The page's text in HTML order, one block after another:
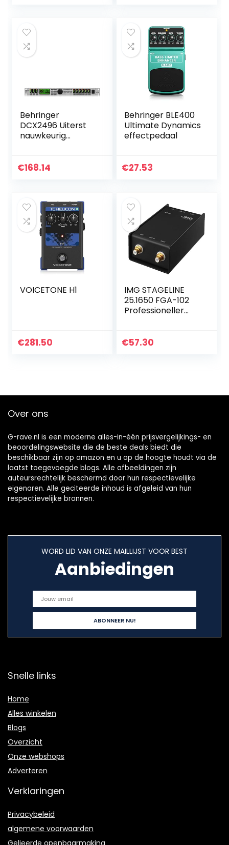
Radio Control Kit
met UHF-PLL-
technologie, zwart
Behringer
DCX2496 Uiterst
nauwkeurig
beheersysteem
€168.14
Behringer BLE400
Ultimate Dynamics
effectpedaal
€27.53
VOICETONE H1
€281.50
IMG STAGELINE
25.1650 FGA-102
Professioneller
€57.30
Over ons
G-rave.nl is een moderne alles-in-één prijsvergelijkings- en
beoordelingswebsite die de beste deals biedt die
beschikbaar zijn op amazon en u op de hoogte houdt via de
laatst toegevoegde blogs. Alle afbeeldingen zijn
auteursrechtelijk beschermd door hun respectievelijke
eigenaren. Alle geciteerde inhoud is afgeleid van hun
respectievelijke bronnen.
WORD LID VAN ONZE MAILLIJST VOOR BEST
Aanbiedingen
Snelle links
Home
Alles winkelen
Blogs
Overzicht
Onze webshops
Adverteren
Verklaringen
Privacybeleid
algemene voorwaarden